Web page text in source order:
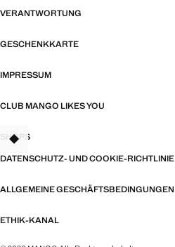
VERANTWORTUNG
GESCHENKKARTE
IMPRESSUM
CLUB MANGO LIKES YOU
SHOPS
DATENSCHUTZ- UND COOKIE-RICHTLINIE
ALLGEMEINE GESCHÄFTSBEDINGUNGEN
ETHIK-KANAL